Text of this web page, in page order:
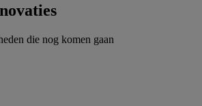
die nog komen gaan